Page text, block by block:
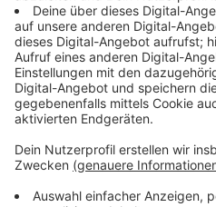
ANTENNE BAYERN –
Hier Urlaubs-Highlights